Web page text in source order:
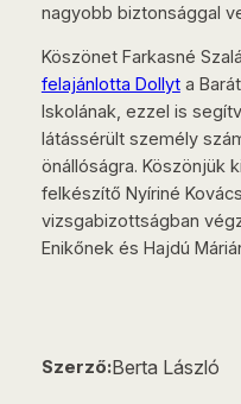
nagyobb biztonsággal
Köszönet Farkasné
felajánlotta Dollyta
Iskolának, ezzel is
látássérült személy
önállóságra. Köszönjük
felkészítő Nyíriné
vizsgabizottságban
Enikőnek és Hajdú
Szerző:Berta László